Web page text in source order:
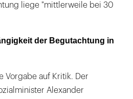
liege "mittlerweile bei 30
der Begutachtung in
Vorgabe auf Kritik. Der
Alexander